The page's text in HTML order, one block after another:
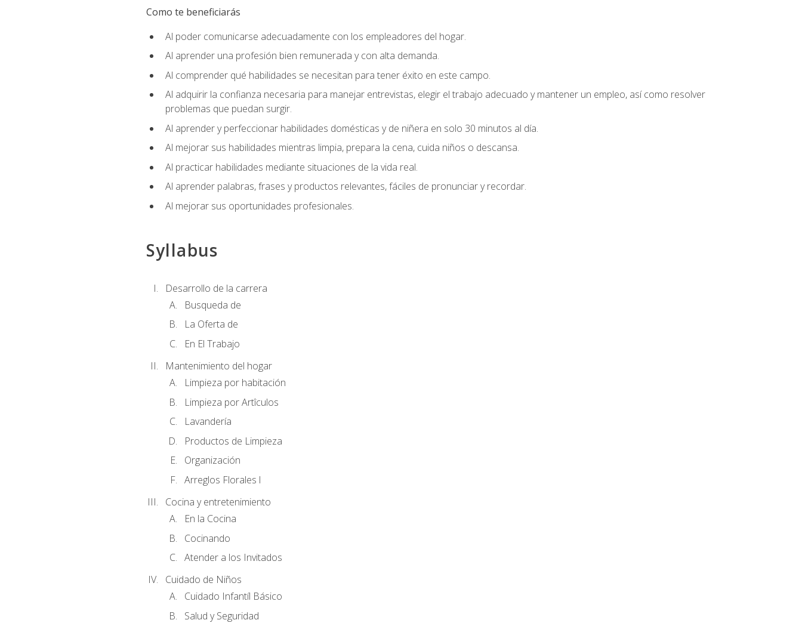
Como te beneficiarás
Al poder comunicarse adecuadamente con los empleadores del hogar.
Al aprender una profesión bien remunerada y con alta demanda.
Al comprender qué habilidades se necesitan para tener éxito en este campo.
Al adquirir la confianza necesaria para manejar entrevistas, elegir el trabajo adecuado y mantener un empleo, así como resolver
problemas que puedan surgir.
Al aprender y perfeccionar habilidades domésticas y de niñera en solo 30 minutos al día.
Al mejorar sus habilidades mientras limpia, prepara la cena, cuida niños o descansa.
Al practicar habilidades mediante situaciones de la vida real.
Al aprender palabras, frases y productos relevantes, fáciles de pronunciar y recordar.
Al mejorar sus oportunidades profesionales.
Syllabus
Desarrollo de la carrera
Busqueda de
La Oferta de
En El Trabajo
Mantenimiento del hogar
Limpieza por habitación
Limpieza por Artîculos
Lavandería
Productos de Limpieza
Organización
Arreglos Florales l
Cocina y entretenimiento
En la Cocina
Cocinando
Atender a los Invitados
Cuidado de Niños
Cuidado Infantíl Básico
Salud y Seguridad